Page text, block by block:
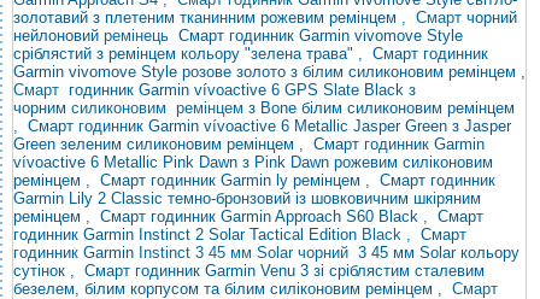
золотавий з плетеним тканинним рожевим ремінцем , Смарт чорний
нейлоновий ремінець Смарт годинник Garmin vivomove Style
сріблястий з ремінцем кольору "зелена трава" , Смарт годинник
Garmin vivomove Style розове золото з білим силиконовим ремінцем ,
Смарт годинник Garmin vívoactive 6 GPS Slate Black з
чорним силиконовим ремінцем з Bone білим силиконовим ремінцем
, Смарт годинник Garmin vívoactive 6 Metallic Jasper Green з Jasper
Green зеленим силиконовим ремінцем , Смарт годинник Garmin
vívoactive 6 Metallic Pink Dawn з Pink Dawn рожевим силіконовим
ремінцем , Смарт годинник Garmin ly ремінцем , Смарт годинник
Garmin Lily 2 Classic темно-бронзовий із шовковичним шкіряним
ремінцем , Смарт годинник Garmin Approach S60 Black , Смарт
годинник Garmin Instinct 2 Solar Tactical Edition Black , Смарт
годинник Garmin Instinct 3 45 мм Solar чорний 3 45 мм Solar кольору
сутінок , Смарт годинник Garmin Venu 3 зі сріблястим сталевим
безелем, білим корпусом та білим силіконовим ремінцем , Смарт